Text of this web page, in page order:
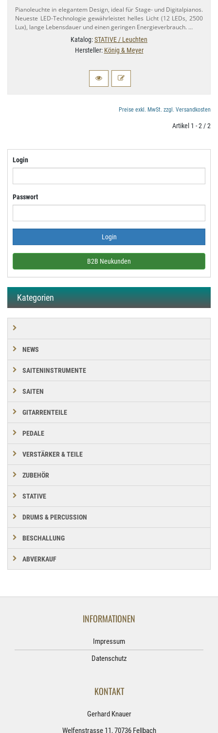
Pianoleuchte in elegantem Design, ideal für Stage- und Digitalpianos.
Neueste LED-​Technologie gewährleistet helles Licht (12 LEDs, 2500
Lux), lange Lebensdauer und einen geringen Energieverbrauch. …
Katalog:STATIVE / Leuchten
Hersteller: König & Meyer
Preise exkl. MwSt. zzgl. Versandkosten
Artikel 1 - 2 / 2
Login
Passwort
B2B Neukunden
Kategorien
NEWS
SAITENINSTRUMENTE
SAITEN
GITARRENTEILE
PEDALE
VERSTÄRKER & TEILE
ZUBEHÖR
STATIVE
DRUMS & PERCUSSION
BESCHALLUNG
ABVERKAUF
INFORMATIONEN
Impressum
Datenschutz
KONTAKT
Gerhard Knauer
Welfenstrasse 11, 70736 Fellbach